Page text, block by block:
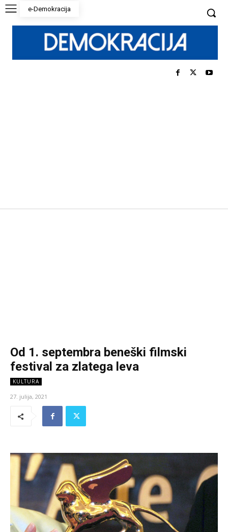
e-Demokracija
Od 1. septembra beneški filmski
festival za zlatega leva
KULTURA
27. julija, 2021